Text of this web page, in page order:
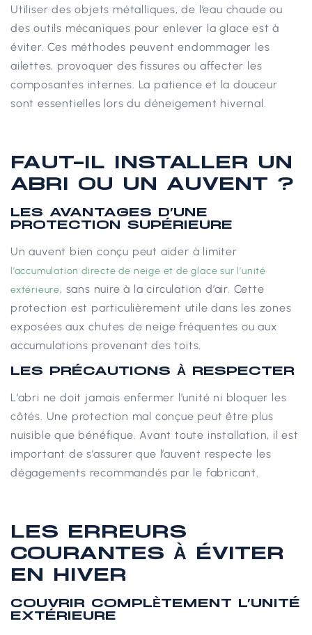
Utiliser des objets métalliques, de l’eau chaude ou
des outils mécaniques pour enlever la glace est à
éviter. Ces méthodes peuvent endommager les
ailettes, provoquer des fissures ou affecter les
composantes internes. La patience et la douceur
sont essentielles lors du déneigement hivernal.
FAUT-IL INSTALLER UN
ABRI OU UN AUVENT ?
LES AVANTAGES D’UNE
PROTECTION SUPÉRIEURE
Un auvent bien conçu peut aider à limiter
l’accumulation directe de neige et de glace sur l’unité
extérieure, sans nuire à la circulation d’air. Cette
protection est particulièrement utile dans les zones
exposées aux chutes de neige fréquentes ou aux
accumulations provenant des toits.
LES PRÉCAUTIONS À RESPECTER
L’abri ne doit jamais enfermer l’unité ni bloquer les
côtés. Une protection mal conçue peut être plus
nuisible que bénéfique.Avant toute installation, il est
important de s’assurer que l’auvent respecte les
dégagements recommandés par le fabricant.
LES ERREURS
COURANTES À ÉVITER
EN HIVER
COUVRIR COMPLÈTEMENT L’UNITÉ
EXTÉRIEURE